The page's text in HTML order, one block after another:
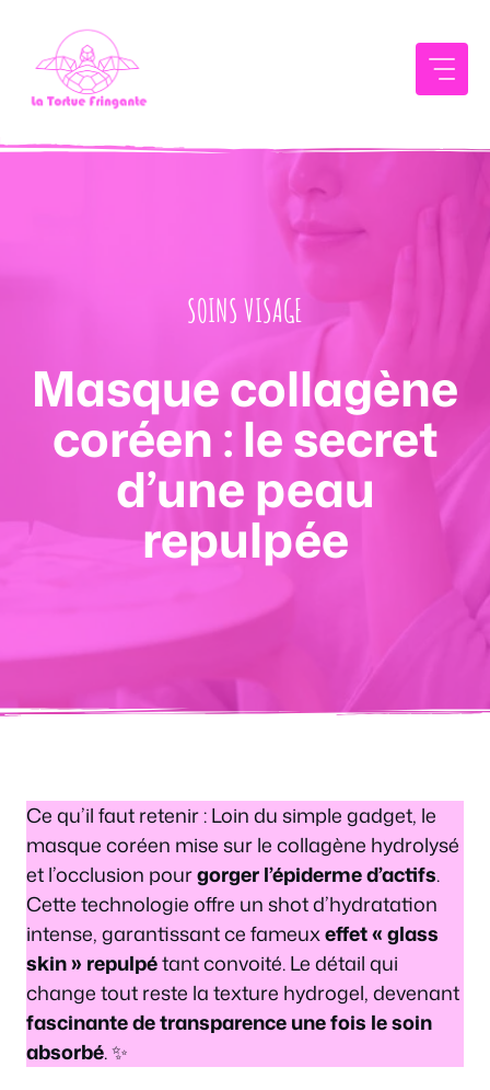
contenu
SOINS VISAGE
Masque collagène
coréen : le secret
d’une peau
repulpée
Ce qu’il faut retenir : Loin du simple gadget, le
masque coréen mise sur le collagène hydrolysé
et l’occlusion pourgorger l’épiderme d’actifs.
Cette technologie offre un shot d’hydratation
intense, garantissant ce fameuxeffet « glass
skin » repulpétant convoité. Le détail qui
change tout reste la texture hydrogel, devenant
fascinante de transparence une fois le soin
absorbé. ✨